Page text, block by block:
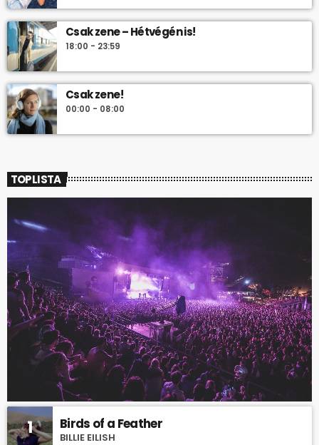
Csak zene – Hétvégén is!
18:00 - 23:59
Csak zene!
00:00 - 08:00
TOPLISTA
1 Birds of a Feather
BILLIE EILISH